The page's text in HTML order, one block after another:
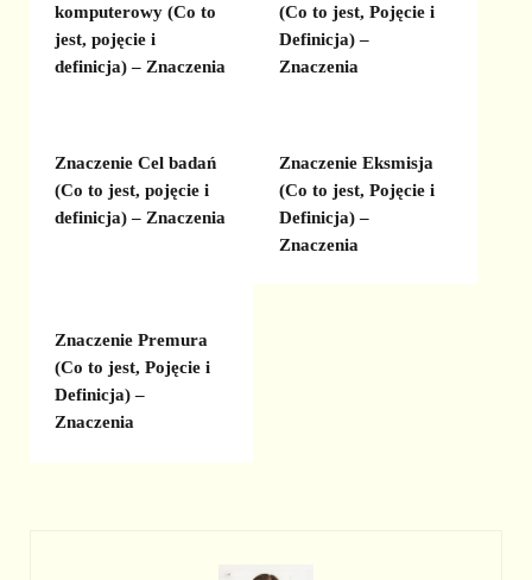
komputerowy (Co to
jest, pojęcie i
definicja) – Znaczenia
(Co to jest, Pojęcie i
Definicja) –
Znaczenia
Znaczenie Cel badań
(Co to jest, pojęcie i
definicja) – Znaczenia
Znaczenie Eksmisja
(Co to jest, Pojęcie i
Definicja) –
Znaczenia
Znaczenie Premura
(Co to jest, Pojęcie i
Definicja) –
Znaczenia